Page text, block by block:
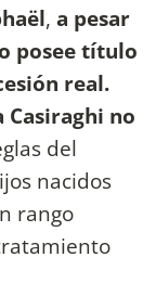
, a pesar
posee título
real.
Casiraghi no
del
nacidos
rango